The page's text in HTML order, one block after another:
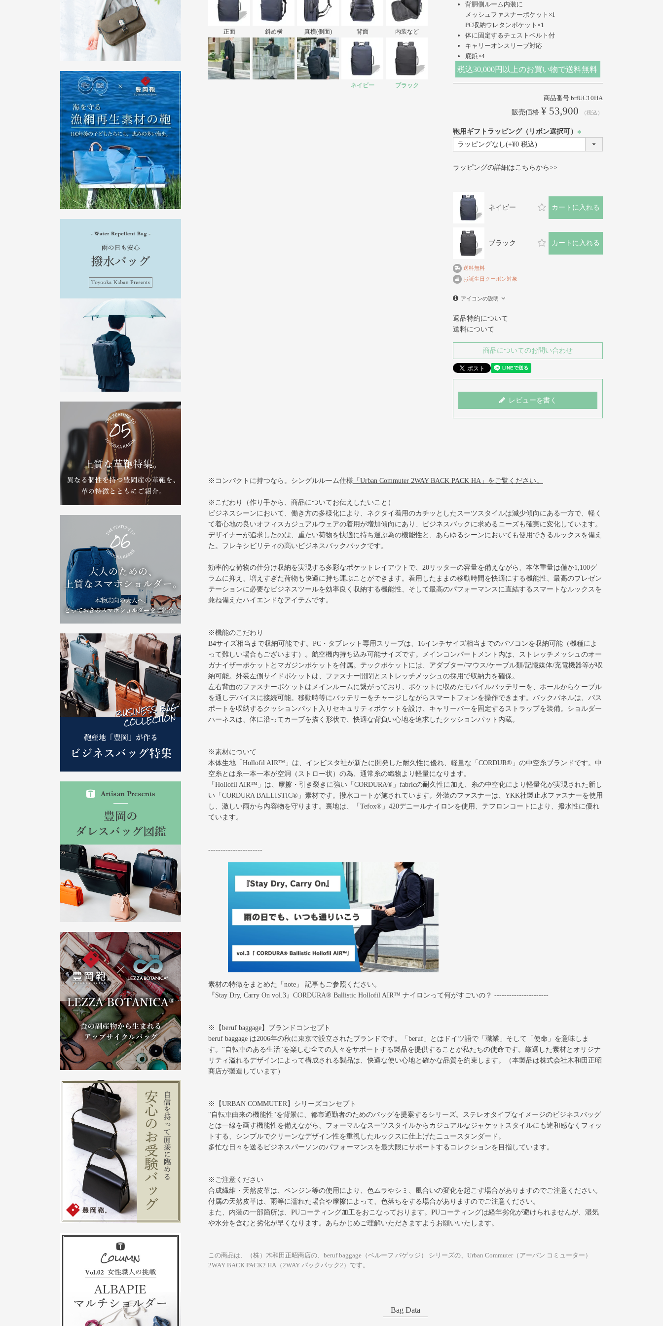
正面 斜め横 真横(側面) 背面 内装など
ネイビー ブラック
背胴側ルーム内装に
メッシュファスナーポケット×1
PC収納ウレタンポケット×1
体に固定するチェストベルト付
キャリーオンスリーブ対応
底鋲×4
税込30,000円以上のお買い物で送料無料
商品番号 brfUC10HA
販売価格 ¥ 53,900 税込
鞄用ギフトラッピング（リボン選択可）
ラッピングの詳細はこちらから>>
ネイビー カートに入れる
ブラック カートに入れる
送料無料
お誕生日クーポン対象
アイコンの説明
返品特約について
送料について
商品についてのお問い合わせ
レビューを書く
※コンパクトに持つなら。シングルルーム仕様 「Urban Commuter 2WAY BACK PACK HA」をご覧ください。
※こだわり（作り手から、商品についてお伝えしたいこと）
ビジネスシーンにおいて、働き方の多様化により、ネクタイ着用のカチッとしたスーツスタイルは減少傾向にある一方で、軽く
て着心地の良いオフィスカジュアルウェアの着用が増加傾向にあり、ビジネスバックに求めるニーズも確実に変化しています。
デザイナーが追求したのは、重たい荷物を快適に持ち運ぶ為の機能性と、あらゆるシーンにおいても使用できるルックスを備え
た。フレキシビリティの高いビジネスバックパックです。
効率的な荷物の仕分け収納を実現する多彩なポケットレイアウトで、20リッターの容量を備えながら、本体重量は僅か1,100グ
ラムに抑え、増えすぎた荷物も快適に持ち運ぶことができます。着用したままの移動時間を快適にする機能性、最高のプレゼン
テーションに必要なビジネスツールを効率良く収納する機能性、そして最高のパフォーマンスに直結するスマートなルックスを
兼ね備えたハイエンドなアイテムです。
※機能のこだわり
B4サイズ相当まで収納可能です。PC・タブレット専用スリーブは、16インチサイズ相当までのパソコンを収納可能（機種によ
って難しい場合もございます）。航空機内持ち込み可能サイズです。メインコンパートメント内は、ストレッチメッシュのオー
ガナイザーポケットとマガジンポケットを付属。テックポケットには、アダプター/マウス/ケーブル類/記憶媒体/充電機器等が収
納可能。外装左側サイドポケットは、ファスナー開閉とストレッチメッシュの採用で収納力を確保。
左右背面のファスナーポケットはメインルームに繋がっており、ポケットに収めたモバイルバッテリーを、ホールからケーブル
を通しデバイスに接続可能。移動時等にバッテリーをチャージしながらスマートフォンを操作できます。バックパネルは、パス
ポートを収納するクッションパット入りセキュリティポケットを設け、キャリーバーを固定するストラップを装備。ショルダー
ハーネスは、体に沿ってカーブを描く形状で、快適な背負い心地を追求したクッションパット内蔵。
※素材について
本体生地「Hollofil AIR™」は、インビスタ社が新たに開発した耐久性に優れ、軽量な「CORDUR®」の中空糸ブランドです。中
空糸とは糸一本一本が空洞（ストロー状）の為、通常糸の織物より軽量になります。
「Hollofil AIR™」は、摩擦・引き裂きに強い「CORDURA®」fabricの耐久性に加え、糸の中空化により軽量化が実現された新し
い「CORDURA BALLISTIC®」素材です。撥水コートが施されています。外装のファスナーは、YKK社製止水ファスナーを使用
し、激しい雨から内容物を守ります。裏地は、「Tefox®」420デニールナイロンを使用、テフロンコートにより、撥水性に優れ
ています。
----------------------
素材の特徴をまとめた「note」 記事もご参照ください。
『Stay Dry, Carry On vol.3』CORDURA® Ballistic Hollofil AIR™ ナイロンって何がすごいの？ ----------------------
※【beruf baggage】ブランドコンセプト
beruf baggage は2006年の秋に東京で設立されたブランドです。「beruf」とはドイツ語で「職業」そして「使命」を意味しま
す。"自転車のある生活"を楽しむ全ての人々をサポートする製品を提供することが私たちの使命です。厳選した素材とオリジナ
リティ溢れるデザインによって構成される製品は、快適な使い心地と確かな品質を約束します。（本製品は株式会社木和田正昭
商店が製造しています）
※【URBAN COMMUTER】シリーズコンセプト
"自転車由来の機能性"を背景に、都市通勤者のためのバッグを提案するシリーズ。ステレオタイプなイメージのビジネスバッグ
とは一線を画す機能性を備えながら、フォーマルなスーツスタイルからカジュアルなジャケットスタイルにも違和感なくフィッ
トする、シンプルでクリーンなデザイン性を重視したルックスに仕上げたニュースタンダード。
多忙な日々を送るビジネスパーソンのパフォーマンスを最大限にサポートするコレクションを目指しています。
※ご注意ください
合成繊維・天然皮革は、ベンジン等の使用により、色ムラやシミ、風合いの変化を起こす場合がありますのでご注意ください。
付属の天然皮革は、雨等に濡れた場合や摩擦によって、色落ちをする場合がありますのでご注意ください。
また、内装の一部箇所は、PUコーティング加工をおこなっております。PUコーティングは経年劣化が避けられませんが、湿気
や水分を含むと劣化が早くなります。あらかじめご理解いただきますようお願いいたします。
この商品は、（株）木和田正昭商店の、beruf baggage（ベルーフ バゲッジ） シリーズの、Urban Commuter（アーバン コミューター）
2WAY BACK PACK2 HA（2WAY パックパック2）です。
Bag Data